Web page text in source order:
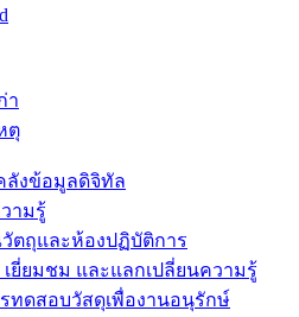
า
ตุ
งข้อมูลดิจิทัล
ามรู้
ตถุและห้องปฏิบัติการ
ยี่ยมชม และแลกเปลี่ยนความรู้
ทดสอบวัสดุเพื่องานอนุรักษ์